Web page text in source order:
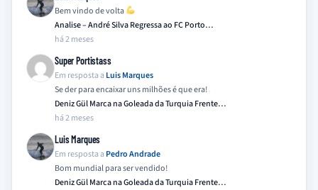
Bem vindo de volta
Analise – André Silva Regressa ao FC Porto…
há 2 meses
Super Portistass
Em resposta a Luis Marques
Se der para encaixar uns milhões é que era!
Deniz Gül Marca na Goleada da Turquia Frente…
há 2 meses
Luis Marques
Em resposta a Pedro Andrade
Bom mundial para ser vendido!
Deniz Gül Marca na Goleada da Turquia Frente…